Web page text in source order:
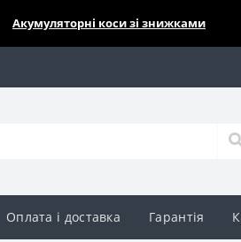
Акумуляторні коси зі знижками
Оплата і доставка Гарантія